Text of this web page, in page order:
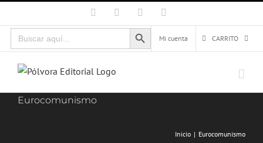
al
contenido
Facebook Instagram
Buscar:
Botón de búsqueda
Mi cuenta
CARRITO
Eurocomunismo
Inicio Eurocomunismo